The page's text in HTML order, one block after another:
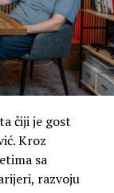
čiji je gost
Kroz
sa
razvoju